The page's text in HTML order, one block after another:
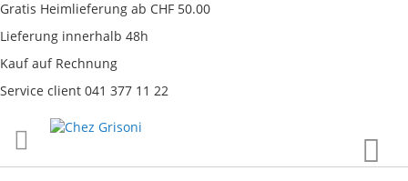
Gratis Heimlieferung ab CHF 50.00
Lieferung innerhalb 48h
Kauf auf Rechnung
Service client 041 377 11 22
Inhalt